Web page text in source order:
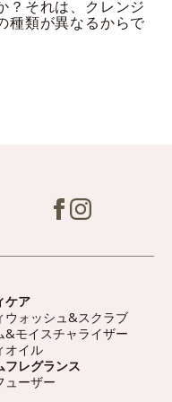
？それは、クレンジ
種類が異なるからで
ケア
ウォッシュ&スクラブ
&モイスチャライザー
オイル
フレグランス
ューザー